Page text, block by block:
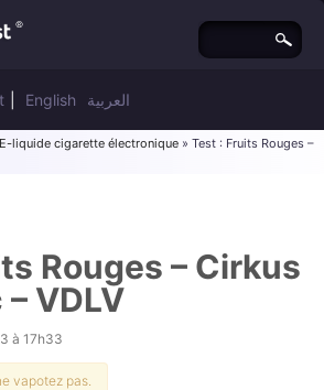
English العربية
E-liquide cigarette électronique » Test : Fruits Rouges –
Rouges – Cirkus
VDLV
à 17h33
vapotez pas.